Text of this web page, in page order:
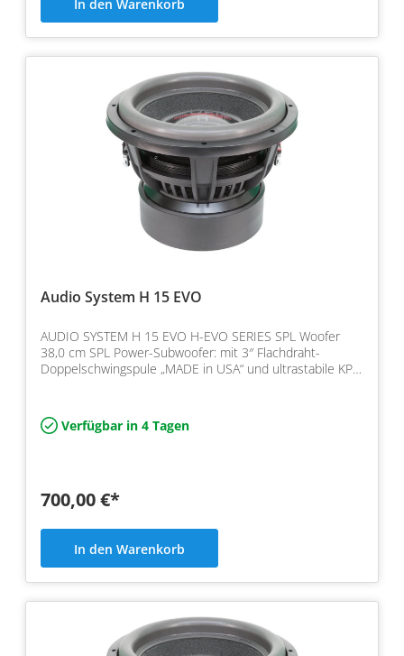
In den Warenkorb
Audio System H 15 EVO
AUDIO SYSTEM H 15 EVO H-EVO SERIES SPL Woofer
38,0 cm SPL Power-Subwoofer: mit 3″ Flachdraht-
Doppelschwingspule „MADE in USA“ und ultrastabile KPC
Verfügbar in 4 Tagen
700,00 €*
In den Warenkorb